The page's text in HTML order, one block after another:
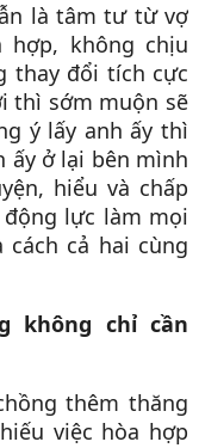
là tâm tư từ vợ
hợp, không chịu
thay đổi tích cực
thì sớm muộn sẽ
ý lấy anh ấy thì
ấy ở lại bên mình
hiểu và chấp
lực làm mọi
cả hai cùng
không chỉ cần
thêm thăng
việc hòa hợp